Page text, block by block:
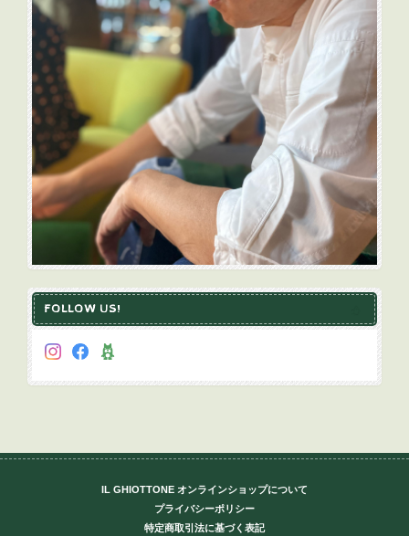
FOLLOW US!
IL GHIOTTONE オンラインショップについて
プライバシーポリシー
特定商取引法に基づく表記